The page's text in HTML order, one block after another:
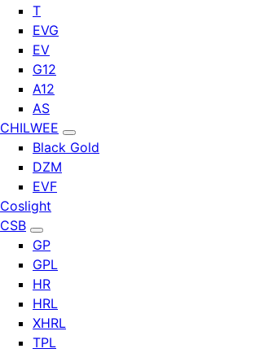
T
EVG
EV
G12
A12
AS
CHILWEE
Black Gold
DZM
EVF
Coslight
CSB
GP
GPL
HR
HRL
XHRL
TPL